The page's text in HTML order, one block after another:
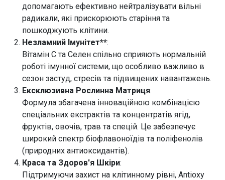
допомагають ефективно нейтралізувати вільні
радикали, які прискорюють старіння та
пошкоджують клітини.
Незламний Імунітет**:
Вітамін C та Селен спільно сприяють нормальній
роботі імунної системи, що особливо важливо в
сезон застуд, стресів та підвищених навантажень.
Ексклюзивна Рослинна Матриця:
Формула збагачена інноваційною комбінацією
спеціальних екстрактів та концентратів ягід,
фруктів, овочів, трав та спецій. Це забезпечує
широкий спектр біофлавоноїдів та поліфенолів
(природних антиоксидантів).
Краса та Здоров'я Шкіри:
Підтримуючи захист на клітинному рівні, Antioxy